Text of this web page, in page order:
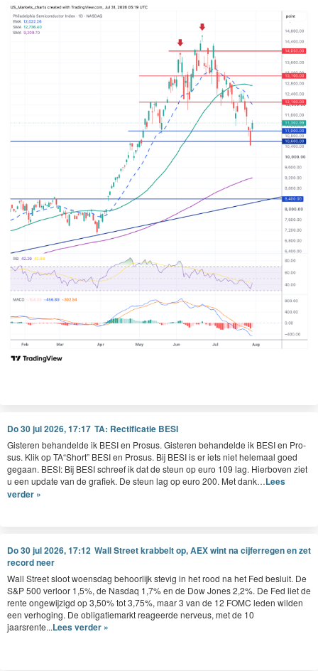
Do 30 jul 2026, 17:17 TA: Rectificatie BESI
Gis­teren behan­delde ik BESIen Pro­sus. Gis­teren behan­delde ik BESIen Pro­
sus. Klik opTA“Short” BESIen Pro­sus. Bij BESIis er iets niet hele­maal goed
gegaan. BESI: Bij BESIschreef ik dat de ste­un op euro 109 lag. Hier­boven ziet
u een update van de grafiek. De ste­un lag op euro 200. Met dank…Lees
verder »
Do 30 jul 2026, 17:12 Wall Street krabbelt op, AEX wint na cijferregen en zet
record neer
Wall Street sloot woensdag behoorlijk stevig in het rood na het Fed besluit. De
S&P 500 verloor 1,5%, de Nasdaq 1,7% en de Dow Jones 2,2%. De Fed liet de
rente ongewijzigd op 3,50% tot 3,75%, maar 3 van de 12 FOMC leden wilden
een verhoging. De obligatiemarkt reageerde nerveus, met de 10
jaarsrente...Lees verder »